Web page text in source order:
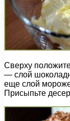
Сверху
— слой
еще слой
Присыпьте